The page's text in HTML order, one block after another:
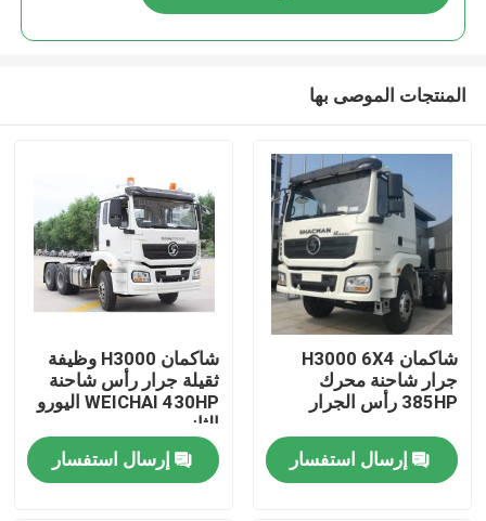
المنتجات الموصى بها
شاكمان H3000 6X4
جرار شاحنة محرك
385HP رأس الجرار
إرسال استفسار
شاكمان H3000 وظيفة
ثقيلة جرار رأس شاحنة
WEICHAI 430HP اليورو
الثاني
إرسال استفسار